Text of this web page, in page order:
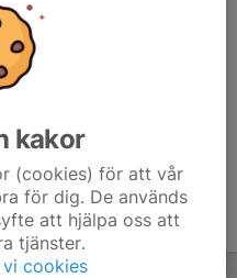
kakor
(cookies) för att vår
för dig. De används
att hjälpa oss att
tjänster.
vi cookies